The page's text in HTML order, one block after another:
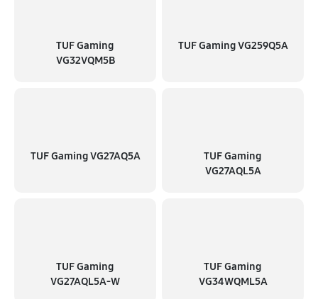
TUF Gaming
VG32VQM5B
TUF Gaming VG259Q5A
TUF Gaming VG27AQ5A
TUF Gaming
VG27AQL5A
TUF Gaming
VG27AQL5A-W
TUF Gaming
VG34WQML5A